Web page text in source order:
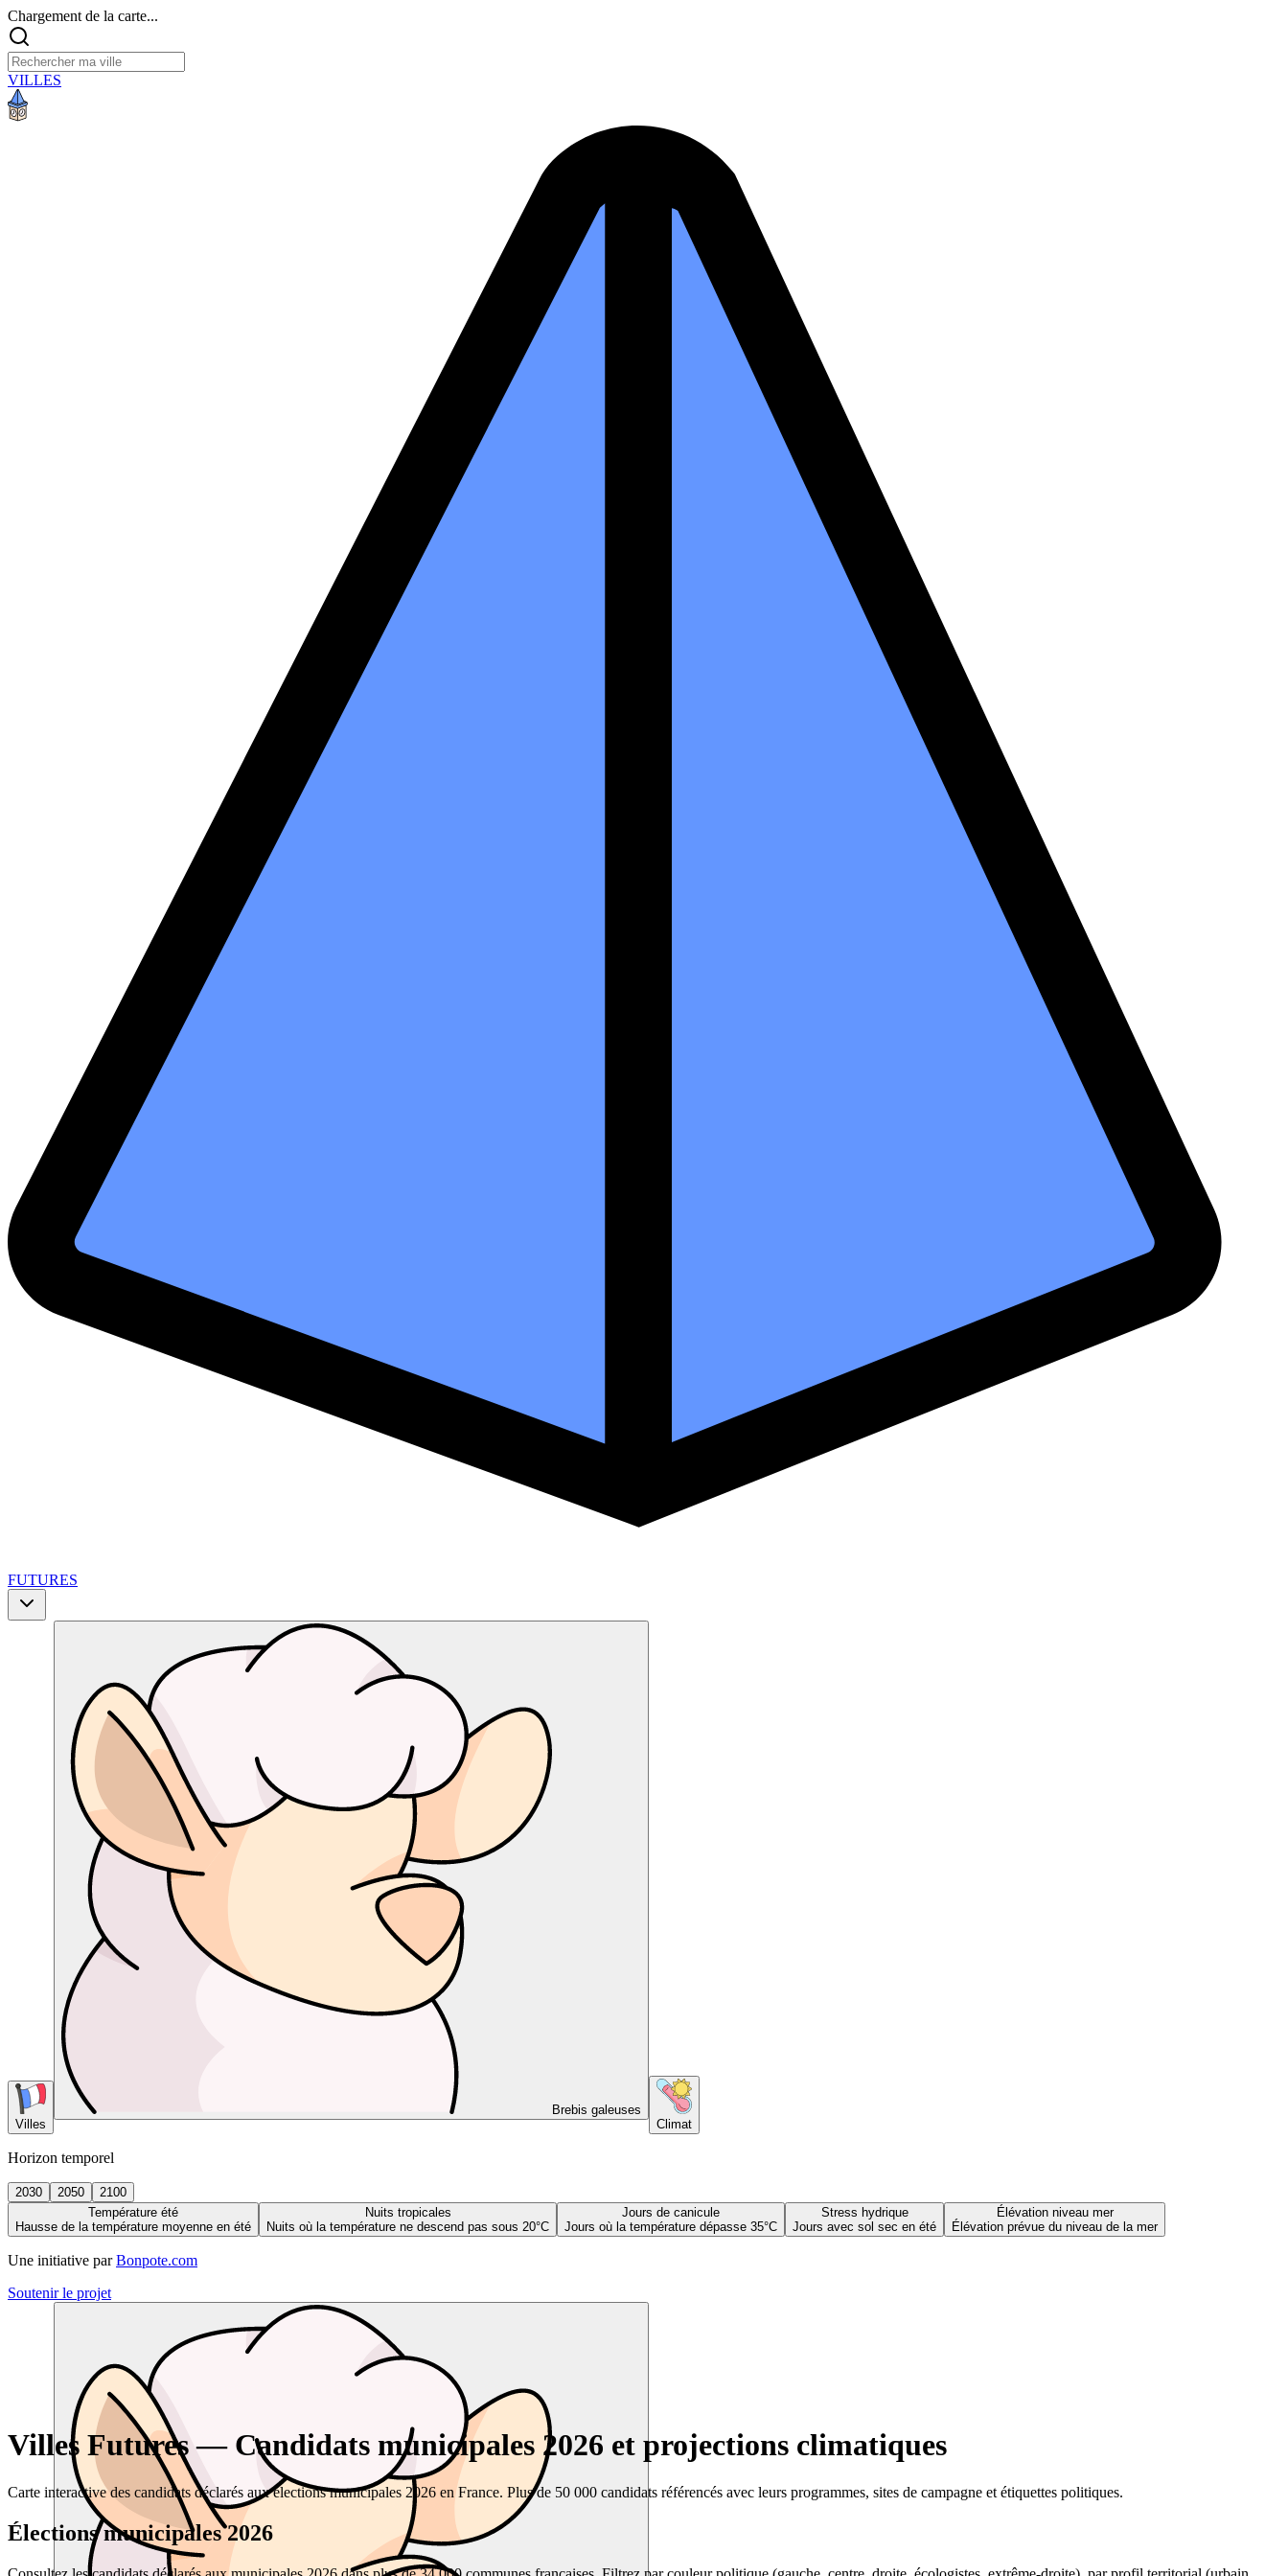
Chargement de la carte...
VILLES
FUTURES
Villes
Brebis galeuses
Climat
Horizon temporel
2030 2050
2100
Température été
Hausse de la température moyenne en été
Nuits tropicales
Nuits où la température ne descend pas sous 20°C
Jours de canicule
Jours où la température dépasse 35°C
Stress hydrique
Jours avec sol sec en été
Élévation niveau mer
Élévation prévue du niveau de la mer
Une initiative par Bonpote.com
Soutenir le projet
Villes Futures — Candidats municipales 2026 et projections climatiques
Carte interactive des candidats déclarés aux élections municipales 2026 en France. Plus de 50 000 candidats référencés avec leurs programmes, sites de campagne et étiquettes politiques.
Élections municipales 2026